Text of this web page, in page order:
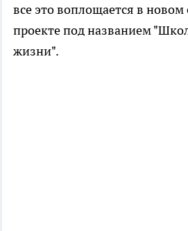
все это воплощается в
проекте под названием
жизни".